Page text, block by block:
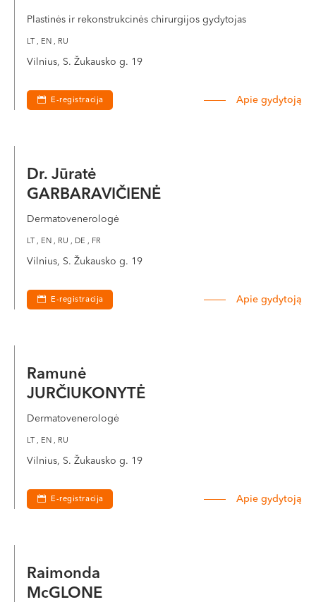
nebetaikyti injekcijų, raumenų veikla visiškai atsistato.
Procedūros privalumai
Padeda išspręsti mimikos raukšlių susidarymo
priežastis ir jas panaikinti.
nebūtinas.
Plastinės ir rekonstrukcinės chirurgijos gydytojas
LT , EN , RU
Vilnius, S. Žukausko g. 19
E-registracija Apie gydytoją
Dr. Jūratė
GARBARAVIČIENĖ
Dermatovenerologė
LT , EN , RU , DE , FR
Vilnius, S. Žukausko g. 19
E-registracija Apie gydytoją
Ramunė
JURČIUKONYTĖ
Dermatovenerologė
LT , EN , RU
Vilnius, S. Žukausko g. 19
E-registracija Apie gydytoją
Raimonda
McGLONE